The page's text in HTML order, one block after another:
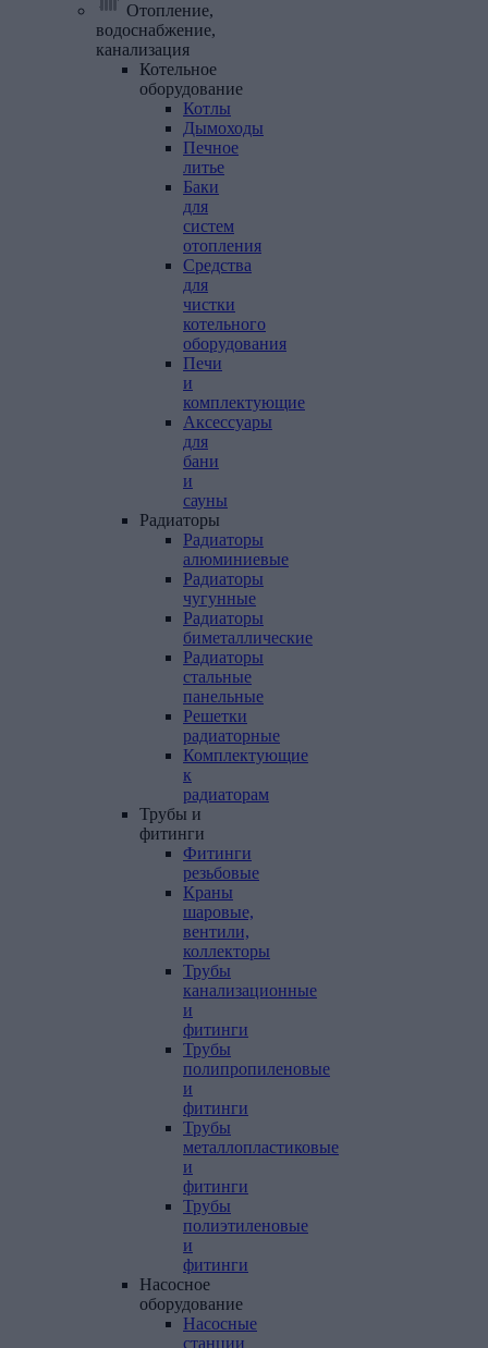
Отопление,
водоснабжение,
канализация
Котельное
оборудование
Котлы
Дымоходы
Печное
литье
Баки
для
систем
отопления
Средства
для
чистки
котельного
оборудования
Печи
и
комплектующие
Аксессуары
для
бани
и
сауны
Радиаторы
Радиаторы
алюминиевые
Радиаторы
чугунные
Радиаторы
биметаллические
Радиаторы
стальные
панельные
Решетки
радиаторные
Комплектующие
к
радиаторам
Трубы и
фитинги
Фитинги
резьбовые
Краны
шаровые,
вентили,
коллекторы
Трубы
канализационные
и
фитинги
Трубы
полипропиленовые
и
фитинги
Трубы
металлопластиковые
и
фитинги
Трубы
полиэтиленовые
и
фитинги
Насосное
оборудование
Насосные
станции